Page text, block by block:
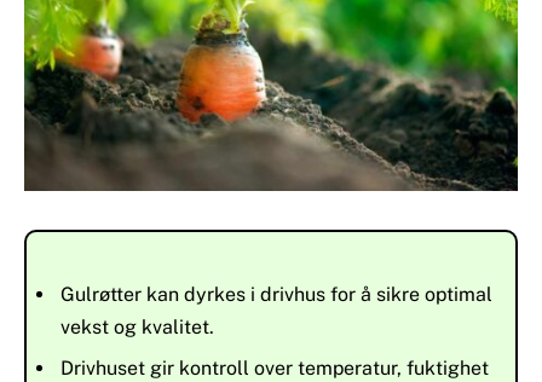
Gulrøtter kan dyrkes i drivhus for å sikre optimal
vekst og kvalitet.
Drivhuset gir kontroll over temperatur, fuktighet